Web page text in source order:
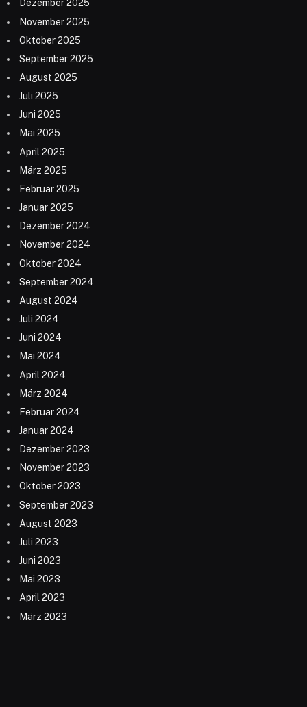
Dezember 2025
November 2025
Oktober 2025
September 2025
August 2025
Juli 2025
Juni 2025
Mai 2025
April 2025
März 2025
Februar 2025
Januar 2025
Dezember 2024
November 2024
Oktober 2024
September 2024
August 2024
Juli 2024
Juni 2024
Mai 2024
April 2024
März 2024
Februar 2024
Januar 2024
Dezember 2023
November 2023
Oktober 2023
September 2023
August 2023
Juli 2023
Juni 2023
Mai 2023
April 2023
März 2023